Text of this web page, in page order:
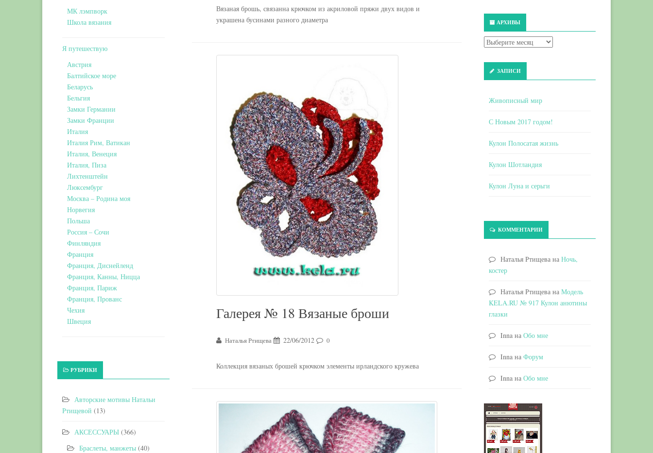
Вязаная брошь, связанна крючком из акриловой пряжи двух видов и
украшена бусинами разного диаметра
Галерея № 18 Вязаные броши
Наталья Ртищева 22/06/2012 0
Коллекция вязаных брошей крючком элементы ирландского кружева
МК лэмпворк
Школа вязания
Я путешествую
Австрия
Балтийское море
Беларусь
Бельгия
Замки Германии
Замки Франции
Италия
Италия Рим, Ватикан
Италия, Венеция
Италия, Пиза
Лихтенштейн
Люксембург
Москва – Родина моя
Норвегия
Польша
Россия – Сочи
Финляндия
Франция
Франция, Диснейленд
Франция, Канны, Ницца
Франция, Париж
Франция, Прованс
Чехия
Швеция
РУБРИКИ
Авторские мотивы Натальи
Ртищевой (13)
АКСЕССУАРЫ (366)
Браслеты, манжеты (40)
АРХИВЫ
ЗАПИСИ
Живописный мир
С Новым 2017 годом!
Кулон Полосатая жизнь
Кулон Шотландия
Кулон Луна и серьги
КОММЕНТАРИИ
Наталья Ртищевана Ночь,
костер
Наталья Ртищевана Модель
KELA.RU № 917 Кулон анютины
глазки
Innaна Обо мне
Innaна Форум
Innaна Обо мне